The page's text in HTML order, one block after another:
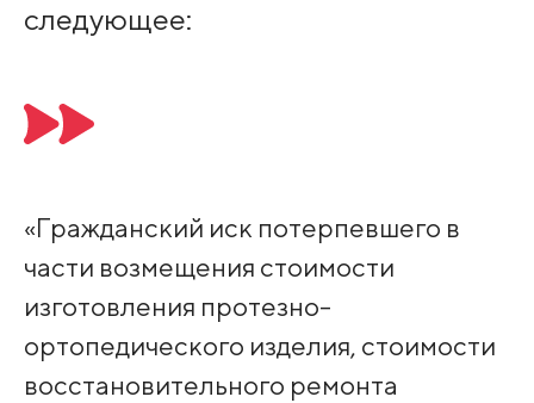
следующее:
«Гражданский иск потерпевшего в
части возмещения стоимости
изготовления протезно-
ортопедического изделия, стоимости
восстановительного ремонта